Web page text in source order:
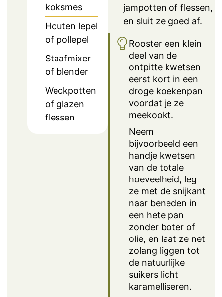
koksmes
Houten lepel
of pollepel
Staafmixer
of blender
Weckpotten
of glazen
flessen
jampotten of flessen,
en sluit ze goed af.
Rooster een klein
deel van de
ontpitte kwetsen
eerst kort in een
droge koekenpan
voordat je ze
meekookt.
Neem
bijvoorbeeld een
handje kwetsen
van de totale
hoeveelheid, leg
ze met de snijkant
naar beneden in
een hete pan
zonder boter of
olie, en laat ze net
zolang liggen tot
de natuurlijke
suikers licht
karamelliseren.